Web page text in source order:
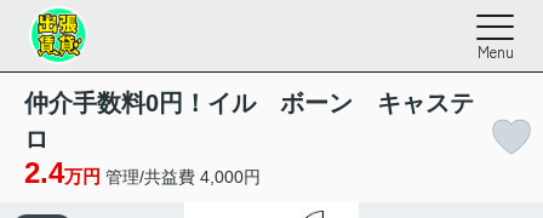
Menu
仲介手数料0円！イル ボーン キャステ
ロ
2.4万円 管理/共益費 4,000円